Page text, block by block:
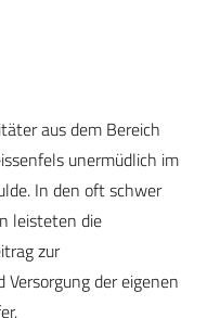
aus dem Bereich
unermüdlich im
In den oft schwer
leisteten die
zur
der eigenen